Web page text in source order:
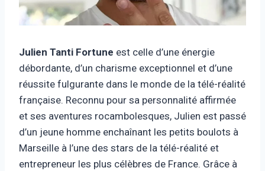
Julien Tanti Fortune est celle d’une énergie
débordante, d’un charisme exceptionnel et d’une
réussite fulgurante dans le monde de la télé-réalité
française. Reconnu pour sa personnalité affirmée
et ses aventures rocambolesques, Julien est passé
d’un jeune homme enchaînant les petits boulots à
Marseille à l’une des stars de la télé-réalité et
entrepreneur les plus célèbres de France. Grâce à